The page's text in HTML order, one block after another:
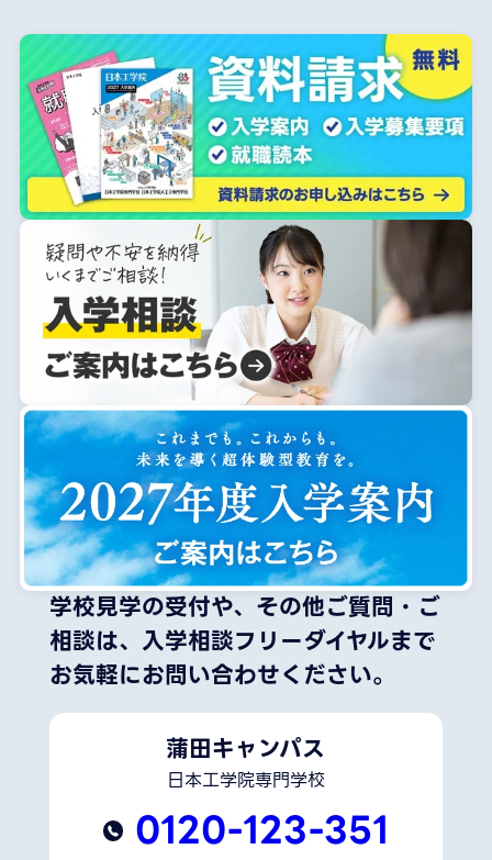
学校見学の受付や、その他ご質問・ご
相談は、 入学相談フリーダイヤルまで
お気軽にお問い合わせください。
蒲田キャンパス
日本工学院専門学校
0120-123-351